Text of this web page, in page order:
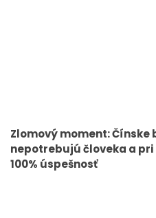
Zlomový moment: Čínske
nepotrebujú človeka a
100% úspešnosť